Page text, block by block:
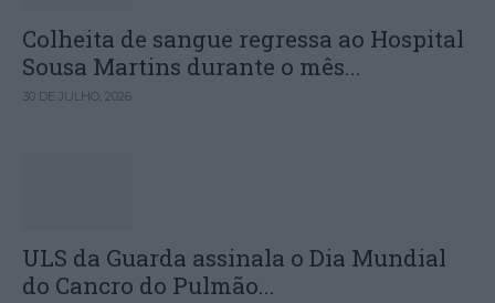
Colheita de sangue regressa ao Hospital
Sousa Martins durante o mês...
30 DE JULHO, 2026
ULS da Guarda assinala o Dia Mundial
do Cancro do Pulmão...